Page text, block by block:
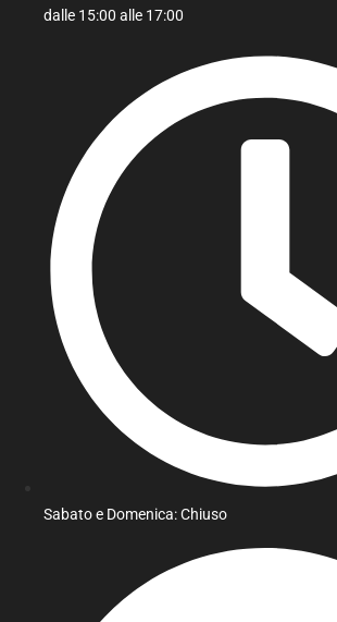
dalle 15:00 alle 17:00
Sabato e Domenica: Chiuso